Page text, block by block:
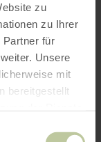
zu
zu Ihrer
Partner für
Unsere
mit
bereitgestellt